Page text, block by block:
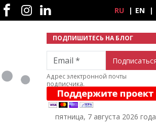
Социальные сети
RU EN
ПОДПИШИТЕСЬ НА БЛОГ
Email
Адрес электронной почты
подписчика.
пятница, 7 августа 2026 года